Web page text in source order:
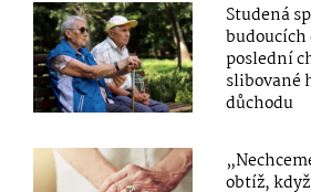
Studená
budoucích
poslední
slibované
důchodu
obtíž,